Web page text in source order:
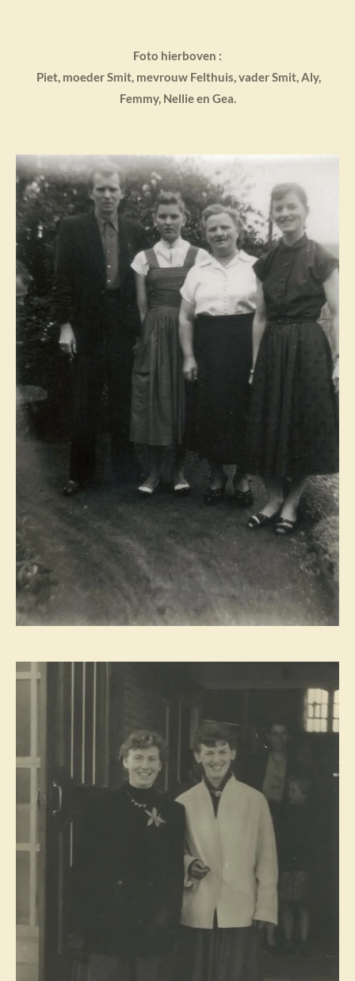
Foto hierboven :
Piet, moeder Smit, mevrouw Felthuis, vader Smit, Aly,
Femmy, Nellie en Gea.